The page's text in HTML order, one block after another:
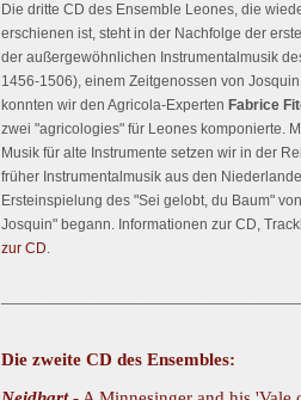
Die dritte CD des Ensemble Leones, die
erschienen ist, steht in der Nachfolge der
der außergewöhnlichen Instrumentalmusik
1456-1506), einem Zeitgenossen von
konnten wir den Agricola-Experten Fabrice
zwei "agricologies" für Leones komponierte.
Musik für alte Instrumente setzen wir in der
früher Instrumentalmusik aus den
Ersteinspielung des "Sei gelobt, du Baum"
Josquin" begann. Informationen zur CD,
zur CD.
Die zweite CD des Ensembles: